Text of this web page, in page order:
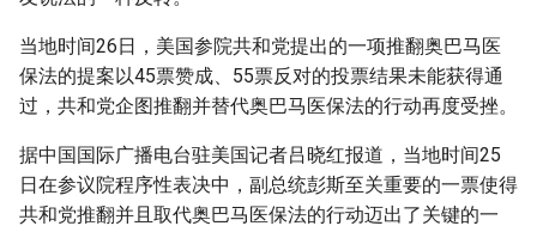
当地时间26日，美国参院共和党提出的一项推翻奥巴马医
保法的提案以45票赞成、55票反对的投票结果未能获得通
过，共和党企图推翻并替代奥巴马医保法的行动再度受挫。
据中国国际广播电台驻美国记者吕晓红报道，当地时间25
日在参议院程序性表决中，副总统彭斯至关重要的一票使得
共和党推翻并且取代奥巴马医保法的行动迈出了关键的一